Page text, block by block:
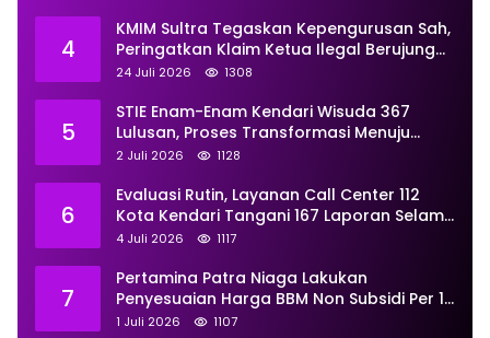
4
KMIM Sultra Tegaskan Kepengurusan Sah,
Peringatkan Klaim Ketua Ilegal Berujung
Proses Hukum
24 Juli 2026 1308
5
STIE Enam-Enam Kendari Wisuda 367
Lulusan, Proses Transformasi Menuju
Universitas Resmi Diterima
2 Juli 2026 1128
6
Evaluasi Rutin, Layanan Call Center 112
Kota Kendari Tangani 167 Laporan Selama
Juni
4 Juli 2026 1117
7
Pertamina Patra Niaga Lakukan
Penyesuaian Harga BBM Non Subsidi Per 1
Juli 2026, Berikut Rinciannya
1 Juli 2026 1107